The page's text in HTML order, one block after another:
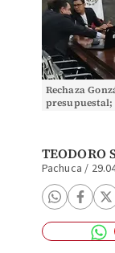
Rechaza
presupuestal;
TEODORO
Pachuca /